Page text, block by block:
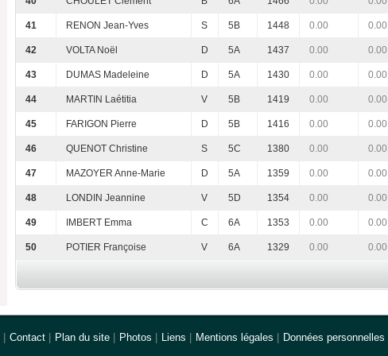
41 RENON Jean-Yves S 5B 1448 0.00 0.00
42 VOLTA Noël D 5A 1437 0.00 0.00
43 DUMAS Madeleine D 5A 1430 0.00 0.00
44 MARTIN Laétitia V 5B 1419 0.00 0.00
45 FARIGON Pierre D 5B 1416 0.00 0.00
46 QUENOT Christine S 5C 1380 0.00 0.00
47 MAZOYER Anne-Marie D 5A 1359 0.00 0.00
48 LONDIN Jeannine V 5D 1354 0.00 0.00
49 IMBERT Emma C 6A 1353 0.00 0.00
50 POTIER Françoise V 6A 1329 0.00 0.00
Contact Plan du site Photos Liens Mentions légales Données personnelles